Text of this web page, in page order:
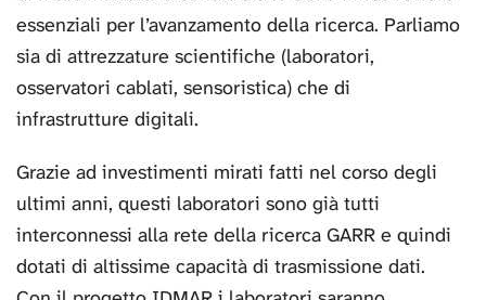
essenziali per l’avanzamento della ricerca. Parliamo
sia di attrezzature scientifiche (laboratori,
osservatori cablati, sensoristica) che di
infrastrutture digitali.
Grazie ad investimenti mirati fatti nel corso degli
ultimi anni, questi laboratori sono già tutti
interconnessi alla rete della ricerca GARR e quindi
dotati di altissime capacità di trasmissione dati.